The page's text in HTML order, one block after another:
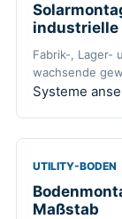
industrielle
Fabrik-, Lager-
wachsende
Systeme
UTILITY-BODEN
Maßstab